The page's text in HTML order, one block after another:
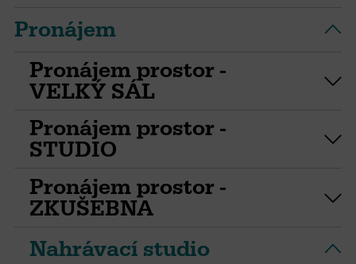
Pronájem
Pronájem prostor -
VELKÝ SÁL
Pronájem prostor -
STUDIO
Pronájem prostor -
ZKUŠEBNA
Nahrávací studio